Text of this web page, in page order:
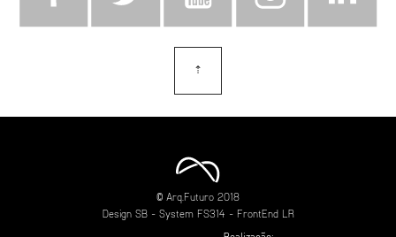
⇡
© Arq.Futuro 2018
Design SB- System FS314 - FrontEnd LR